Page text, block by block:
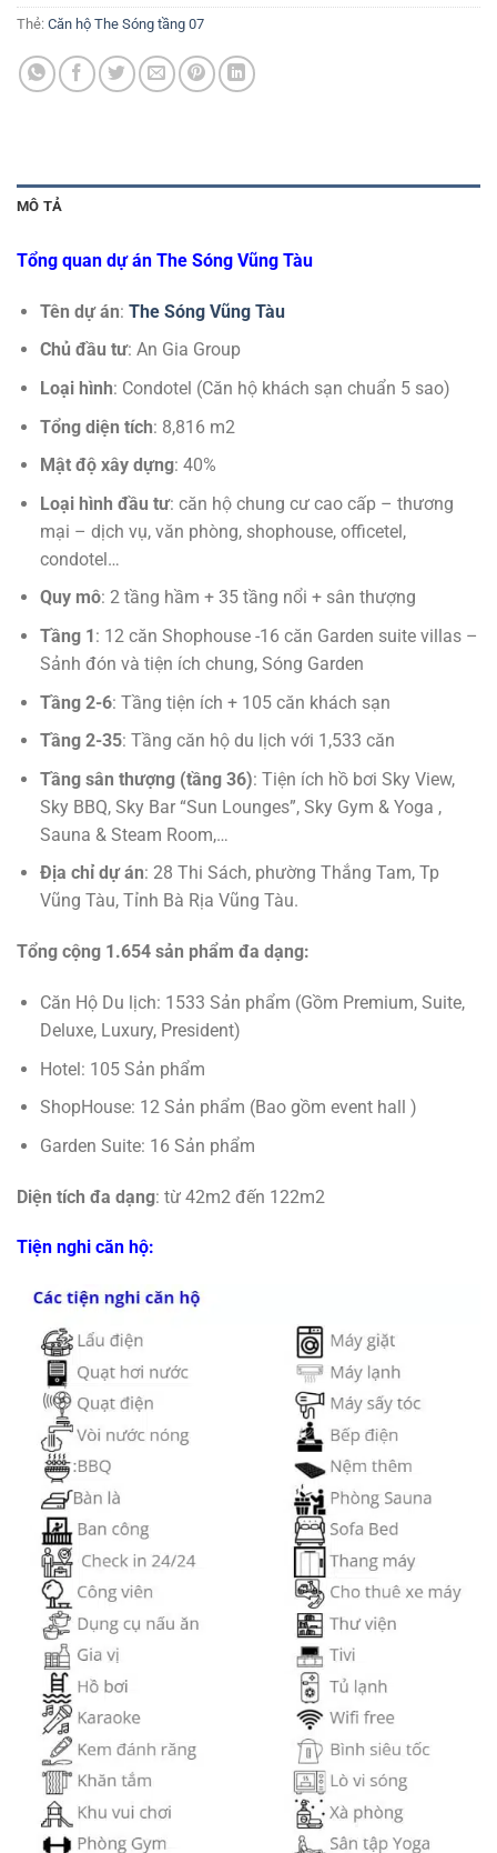
Thẻ: Căn hộ The Sóng tầng 07
MÔ TẢ
Tổng quan dự án The Sóng Vũng Tàu
Tên dự án: The Sóng Vũng Tàu
Chủ đầu tư: An Gia Group
Loại hình: Condotel (Căn hộ khách sạn chuẩn 5 sao)
Tổng diện tích: 8,816 m2
Mật độ xây dựng: 40%
Loại hình đầu tư: căn hộ chung cư cao cấp – thương
mại – dịch vụ, văn phòng, shophouse, officetel,
condotel…
Quy mô: 2 tầng hầm + 35 tầng nổi + sân thượng
Tầng 1: 12 căn Shophouse -16 căn Garden suite villas –
Sảnh đón và tiện ích chung, Sóng Garden
Tầng 2-6: Tầng tiện ích + 105 căn khách sạn
Tầng 2-35: Tầng căn hộ du lịch với 1,533 căn
Tầng sân thượng (tầng 36): Tiện ích hồ bơi Sky View,
Sky BBQ, Sky Bar “Sun Lounges”, Sky Gym & Yoga ,
Sauna & Steam Room,…
Địa chỉ dự án: 28 Thi Sách, phường Thắng Tam, Tp
Vũng Tàu, Tỉnh Bà Rịa Vũng Tàu.
Tổng cộng 1.654 sản phẩm đa dạng:
Căn Hộ Du lịch: 1533 Sản phẩm (Gồm Premium, Suite,
Deluxe, Luxury, President)
Hotel: 105 Sản phẩm
ShopHouse: 12 Sản phẩm (Bao gồm event hall )
Garden Suite: 16 Sản phẩm
Diện tích đa dạng: từ 42m2 đến 122m2
Tiện nghi căn hộ: